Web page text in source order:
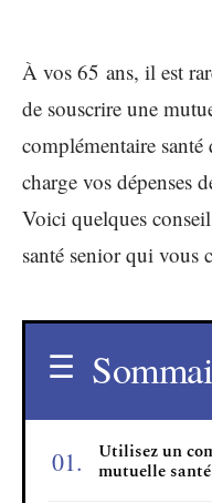
À vos 65 ans, il est
de souscrire une
complémentaire
charge vos dépenses
Voici quelques
santé senior qui vous
Utilisez un
mutuelle